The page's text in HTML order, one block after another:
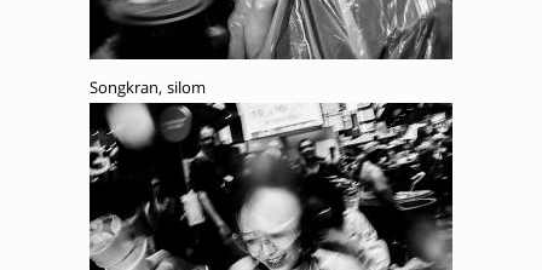
Songkran, silom